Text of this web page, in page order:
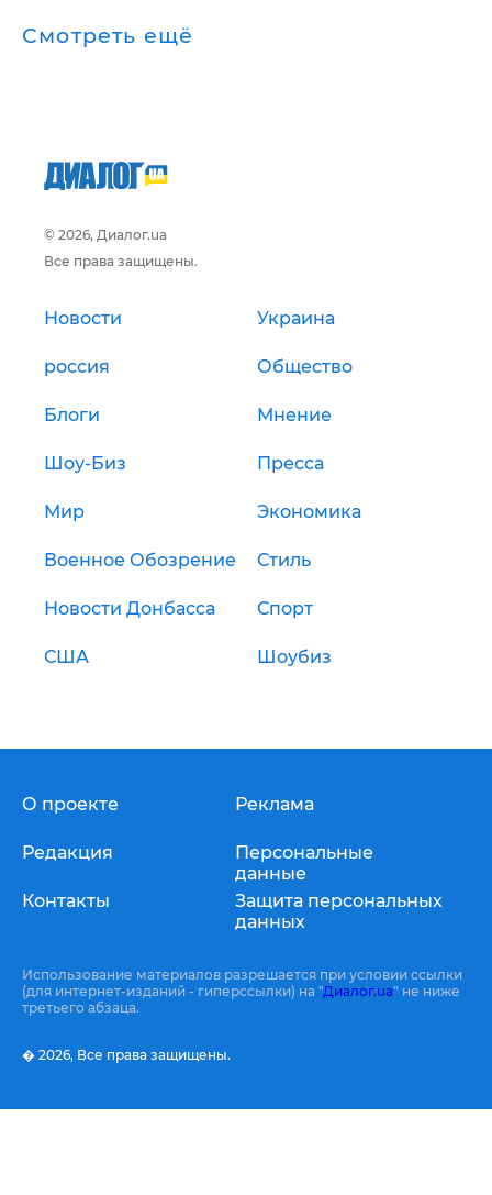
Смотреть ещё
© 2026, Диалог.ua
Все права защищены.
Новости Украина
россия Общество
Блоги Мнение
Шоу-Биз Пресса
Мир Экономика
Военное Обозрение Стиль
Новости Донбасса Спорт
США Шоубиз
О проекте
Редакция
Контакты
Реклама
Персональные
данные
Защита персональных
данных
Использование материалов разрешается при условии ссылки
(для интернет-изданий - гиперссылки) на "Диалог.ua" не ниже
третьего абзаца.
� 2026, Все права защищены.